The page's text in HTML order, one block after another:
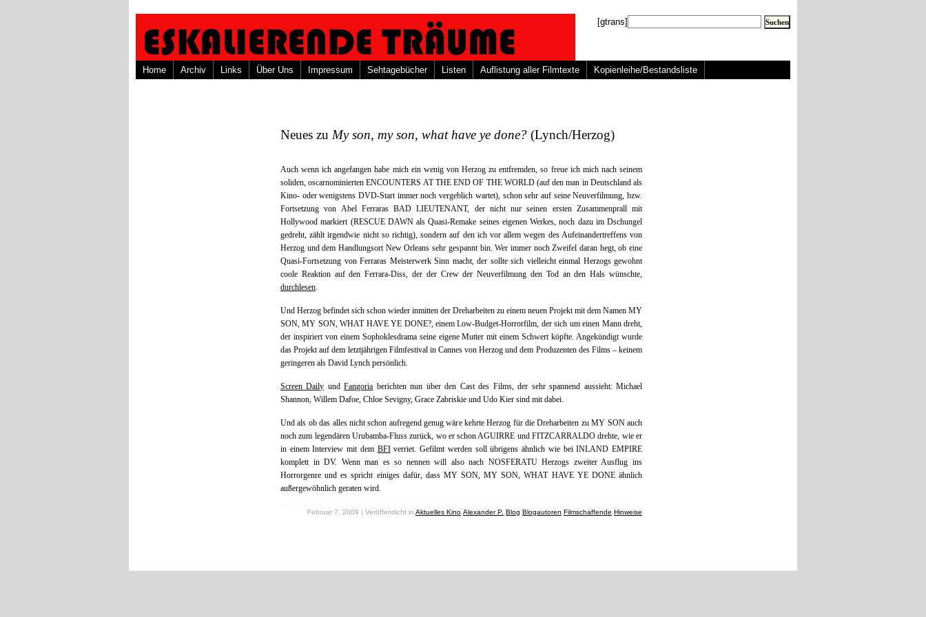
[gtrans]
Home Archiv Links Über Uns Impressum Sehtagebücher Listen Auflistung aller Filmtexte Kopienleihe/Bestandsliste
Neues zu My son, my son, what have ye done? (Lynch/Herzog)
Auch wenn ich angefangen habe mich ein wenig von Herzog zu entfremden, so freue ich mich nach seinem
soliden, oscarnominierten ENCOUNTERS AT THE END OF THE WORLD (auf den man in Deutschland als
Kino- oder wenigstens DVD-Start immer noch vergeblich wartet), schon sehr auf seine Neuverfilmung, bzw.
Fortsetzung von Abel Ferraras BAD LIEUTENANT, der nicht nur seinen ersten Zusammenprall mit
Hollywood markiert (RESCUE DAWN als Quasi-Remake seines eigenen Werkes, noch dazu im Dschungel
gedreht, zählt irgendwie nicht so richtig), sondern auf den ich vor allem wegen des Aufeinandertreffens von
Herzog und dem Handlungsort New Orleans sehr gespannt bin. Wer immer noch Zweifel daran hegt, ob eine
Quasi-Fortsetzung von Ferraras Meisterwerk Sinn macht, der sollte sich vielleicht einmal Herzogs gewohnt
coole Reaktion auf den Ferrara-Diss, der der Crew der Neuverfilmung den Tod an den Hals wünschte,
durchlesen.
Und Herzog befindet sich schon wieder inmitten der Dreharbeiten zu einem neuen Projekt mit dem Namen MY
SON, MY SON, WHAT HAVE YE DONE?, einem Low-Budget-Horrorfilm, der sich um einen Mann dreht,
der inspiriert von einem Sophoklesdrama seine eigene Mutter mit einem Schwert köpfte. Angekündigt wurde
das Projekt auf dem letztjährigen Filmfestival in Cannes von Herzog und dem Produzenten des Films – keinem
geringeren als David Lynch persönlich.
Screen Daily undFangoria berichten nun über den Cast des Films, der sehr spannend aussieht: Michael
Shannon, Willem Dafoe, Chloe Sevigny, Grace Zabriskie und Udo Kier sind mit dabei.
Und als ob das alles nicht schon aufregend genug wäre kehrte Herzog für die Dreharbeiten zu MY SON auch
noch zum legendären Urubamba-Fluss zurück, wo er schon AGUIRRE und FITZCARRALDO drehte, wie er
in einem Interview mit dem BFIverriet. Gefilmt werden soll übrigens ähnlich wie bei INLAND EMPIRE
komplett in DV. Wenn man es so nennen will also nach NOSFERATU Herzogs zweiter Ausflug ins
Horrorgenre und es spricht einiges dafür, dass MY SON, MY SON, WHAT HAVE YE DONE ähnlich
außergewöhnlich geraten wird.
Februar 7, 2009 | Veröffentlicht in Aktuelles Kino Alexander P. Blog Blogautoren Filmschaffende Hinweise